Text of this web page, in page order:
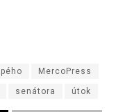
MercoPress
senátora útok